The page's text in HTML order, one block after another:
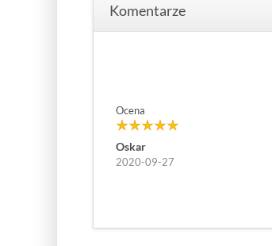
Komentarze
Ocena
Oskar
2020-09-27